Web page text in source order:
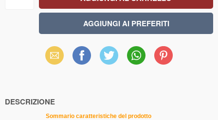
Email Facebook X WhatsAppPinterest
DESCRIZIONE
Sommario caratteristiche del prodotto